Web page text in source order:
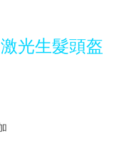
光生髮頭盔